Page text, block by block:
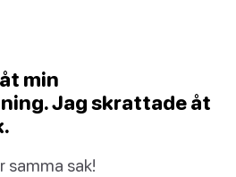
min
Jag skrattade åt
samma sak!